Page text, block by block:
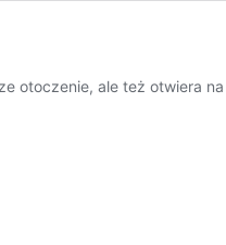
otoczenie, ale też otwiera